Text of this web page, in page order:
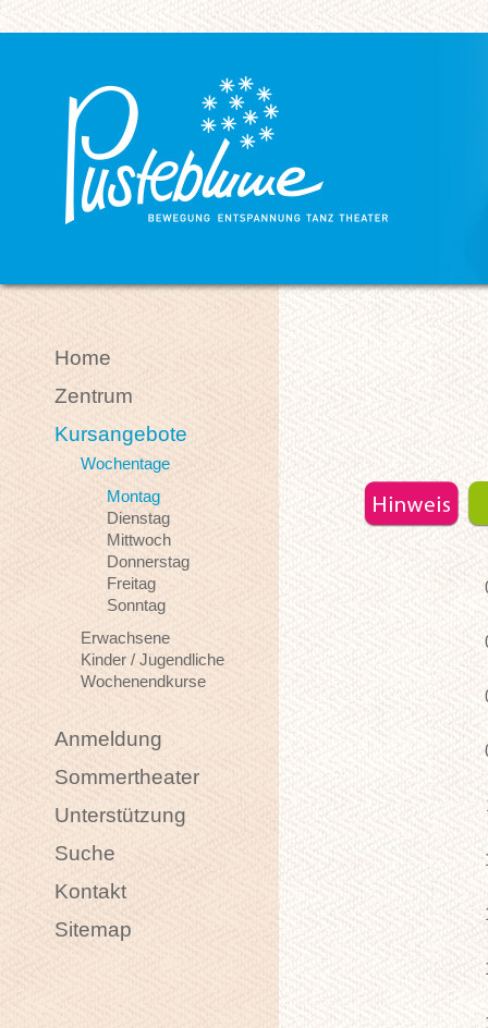
Home
Zentrum
Kursangebote
Wochentage
Montag
Dienstag
Mittwoch
Donnerstag
Freitag
Sonntag
Erwachsene
Kinder / Jugendliche
Wochenendkurse
Anmeldung
Sommertheater
Unterstützung
Suche
Kontakt
Sitemap